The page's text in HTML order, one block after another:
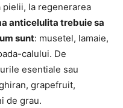
pielii, la regenerarea
anticelulita trebuie sa
sunt: musetel, lamaie,
calului. De
esentiale sau
grapefruit,
de grau.